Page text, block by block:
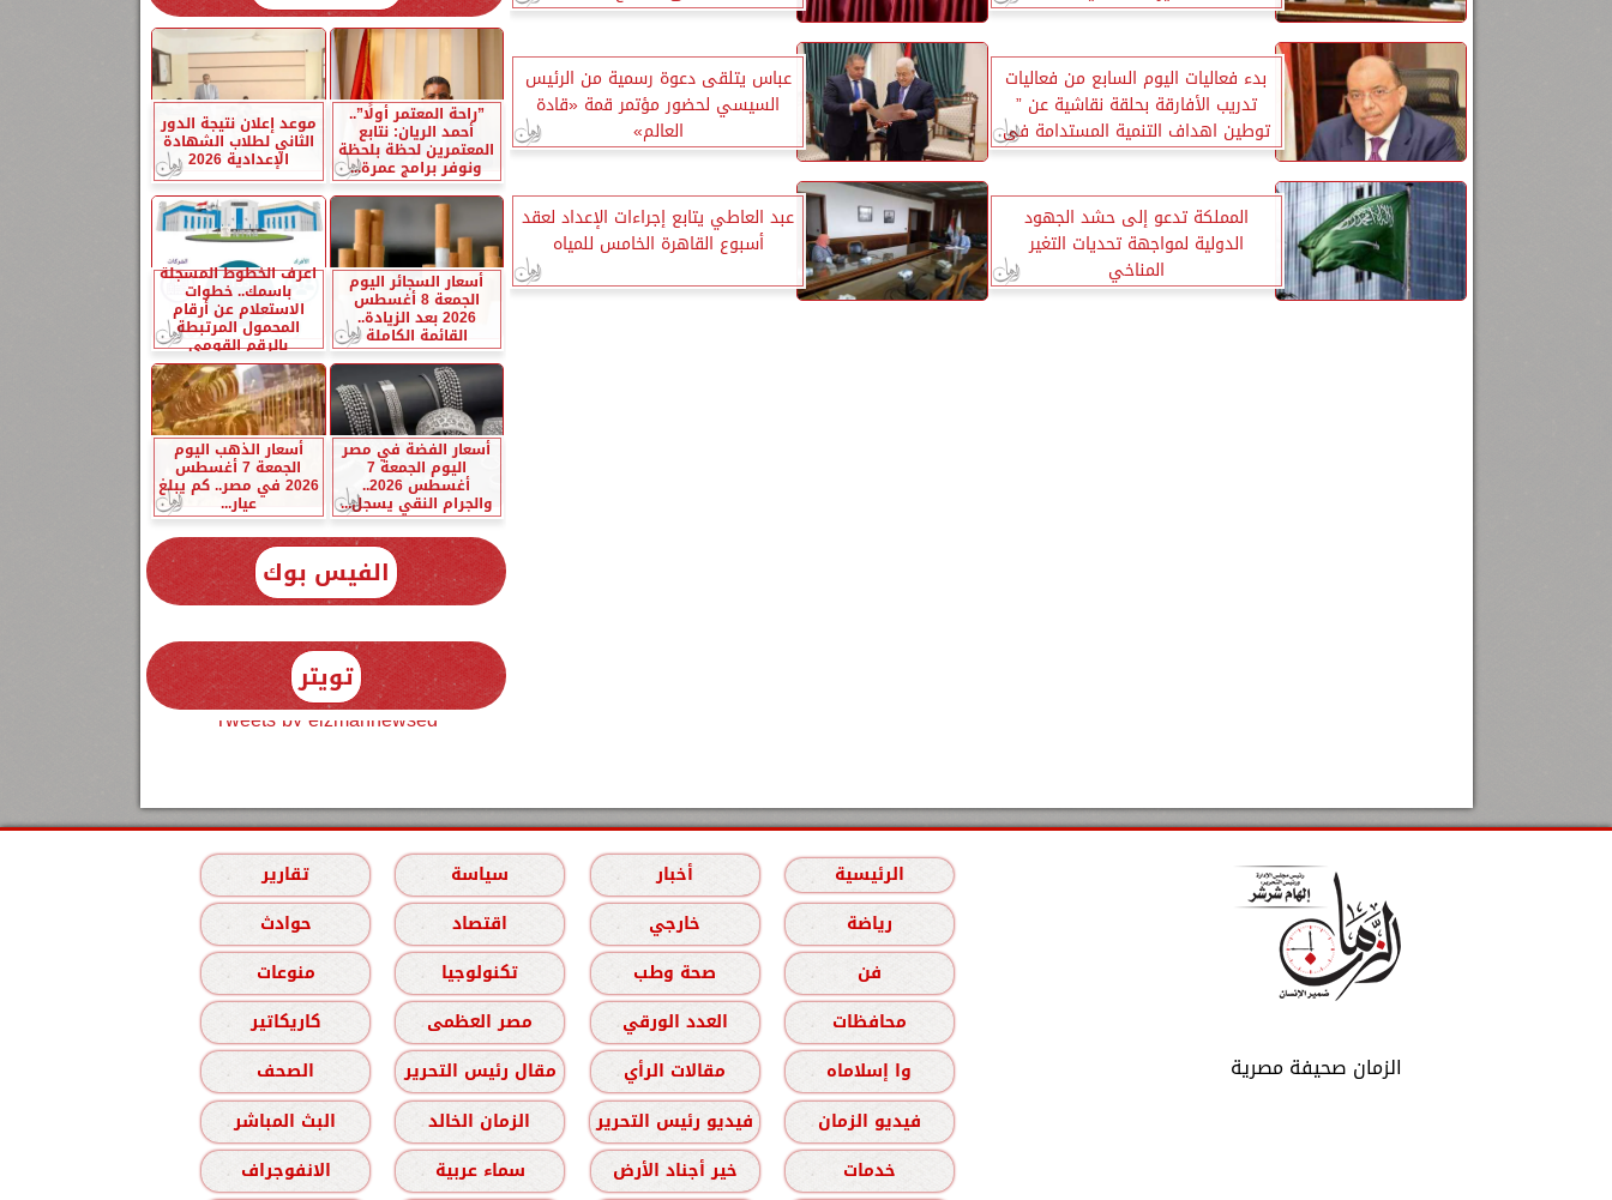
بدء فعاليات اليوم السابع من فعاليات
تدريب الأفارقة بحلقة نقاشية عن ”
توطين اهداف التنمية المستدامة فى
مصر”
عباس يتلقى دعوة رسمية من الرئيس
السيسي لحضور مؤتمر قمة «قادة
العالم»
المملكة تدعو إلى حشد الجهود
الدولية لمواجهة تحديات التغير
المناخي
عبد العاطي يتابع إجراءات الإعداد لعقد
أسبوع القاهرة الخامس للمياه
”راحة المعتمر أولًا”..
أحمد الريان: نتابع
المعتمرين لحظة بلحظة
ونوفر برامج عمرة...
موعد إعلان نتيجة الدور
الثاني لطلاب الشهادة
الإعدادية 2026
أسعار السجائر اليوم
الجمعة 8 أغسطس
2026 بعد الزيادة..
القائمة الكاملة
اعرف الخطوط المسجلة
باسمك.. خطوات
الاستعلام عن أرقام
المحمول المرتبطة
بالرقم القومي
أسعار الفضة في مصر
اليوم الجمعة 7
أغسطس 2026..
والجرام النقي يسجل...
أسعار الذهب اليوم
الجمعة 7 أغسطس
2026 في مصر.. كم يبلغ
عيار...
الفيس بوك
تويتر
Tweets by elzmannewseg
الزمان صحيفة مصرية
الرئيسية أخبار سياسة
تقارير
رياضة
خارجي اقتصاد
حوادث
فن
صحة وطب تكنولوجيا
منوعات
محافظات
العدد الورقي مصر العظمى
كاريكاتير
وا إسلاماه
مقالات الرأي مقال رئيس التحرير
الصحف
فيديو الزمان
فيديو رئيس التحرير الزمان الخالد
البث المباشر
خدمات
خير أجناد الأرض سماء عربية الانفوجراف